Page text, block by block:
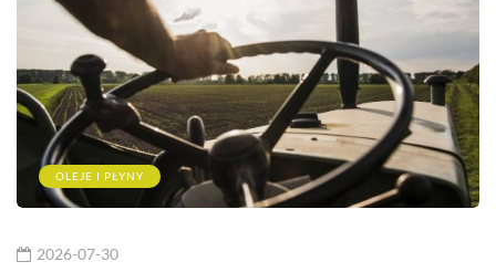
OLEJE I PŁYNY
2026-07-30